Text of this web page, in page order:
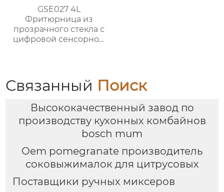
GSE027 4L
Фритюрница из
прозрачного стекла с
цифровой сенсорной
Связанный Поиск
Высококачественный завод по
производству кухонных комбайнов
bosch mum
Oem pomegranate производитель
соковыжималок для цитрусовых
Поставщики ручных миксеров